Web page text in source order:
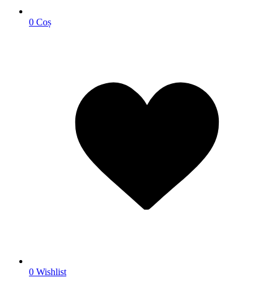
0 Coș
0 Wishlist